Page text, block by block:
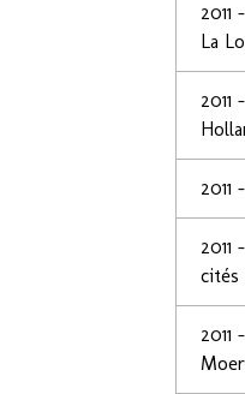
La
2011
2011
cités
2011